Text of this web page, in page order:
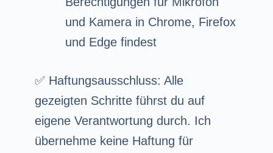
und Kamera in Chrome, Firefox
und Edge findest
✅ Haftungsausschluss: Alle
gezeigten Schritte führst du auf
eigene Verantwortung durch. Ich
übernehme keine Haftung für